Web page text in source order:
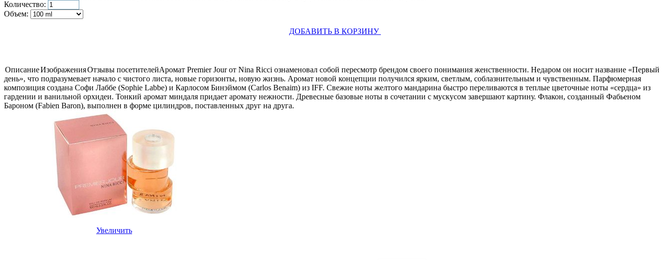
Количество:
Объем:
ДОБАВИТЬ В КОРЗИНУ
ОписаниеИзображенияОтзывы посетителейАромат Premier Jour от Nina Ricci ознаменовал собой пересмотр брендом своего понимания женственности. Недаром он носит название «Первый
день», что подразумевает начало с чистого листа, новые горизонты, новую жизнь. Аромат новой концепции получился ярким, светлым, соблазнительным и чувственным. Парфюмерная
композиция создана Софи Лаббе (Sophie Labbe) и Карлосом Бинэймом (Carlos Benaim) из IFF. Свежие ноты желтого мандарина быстро переливаются в теплые цветочные ноты «сердца» из
гардении и ванильной орхидеи. Тонкий аромат миндаля придает аромату нежности. Древесные базовые ноты в сочетании с мускусом завершают картину. Флакон, созданный Фабьеном
Бароном (Fabien Baron), выполнен в форме цилиндров, поставленных друг на друга.
Увеличить